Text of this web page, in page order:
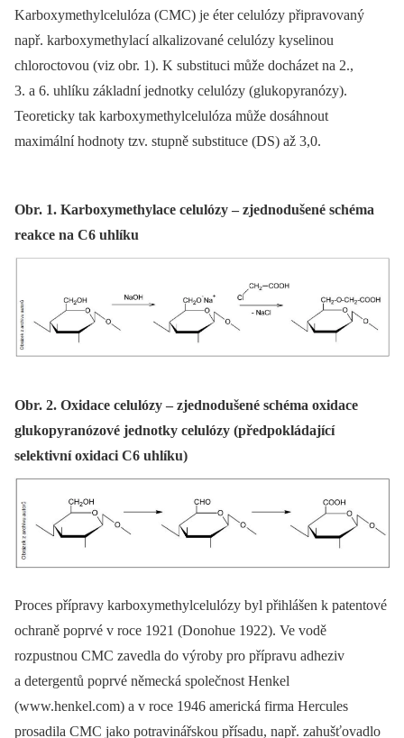
Karboxymethylcelulóza (CMC) je éter celulózy připravovaný
např. karboxymethylací alkalizované celulózy kyselinou
chloroctovou (viz obr. 1). K substituci může docházet na 2.,
3. a 6. uhlíku základní jednotky celulózy (glukopyranózy).
Teoreticky tak karboxymethylcelulóza může dosáhnout
maximální hodnoty tzv. stupně substituce (DS) až 3,0.
Obr. 1. Karboxymethylace celulózy – zjednodušené schéma
reakce na C6 uhlíku
Obr. 2. Oxidace celulózy – zjednodušené schéma oxidace
glukopyranózové jednotky celulózy (předpokládající
selektivní oxidaci C6 uhlíku)
Proces přípravy karboxymethylcelulózy byl přihlášen k patentové
ochraně poprvé v roce 1921 (Donohue 1922). Ve vodě
rozpustnou CMC zavedla do výroby pro přípravu adheziv
a detergentů poprvé německá společnost Henkel
(www.henkel.com) a v roce 1946 americká firma Hercules
prosadila CMC jako potravinářskou přísadu, např. zahušťovadlo